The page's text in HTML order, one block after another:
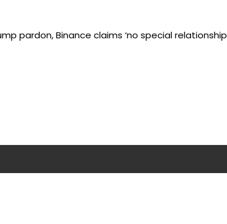
pardon, Binance claims ‘no special